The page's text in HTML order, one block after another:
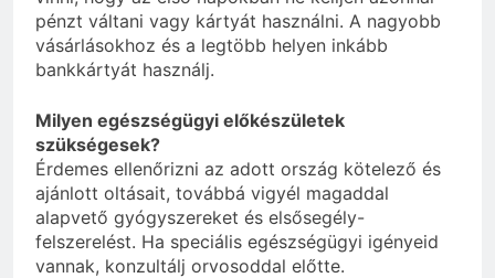
pénzt váltani vagy kártyát használni. A nagyobb
vásárlásokhoz és a legtöbb helyen inkább
bankkártyát használj.
Milyen egészségügyi előkészületek
szükségesek?
Érdemes ellenőrizni az adott ország kötelező és
ajánlott oltásait, továbbá vigyél magaddal
alapvető gyógyszereket és elsősegély-
felszerelést. Ha speciális egészségügyi igényeid
vannak, konzultálj orvosoddal előtte.